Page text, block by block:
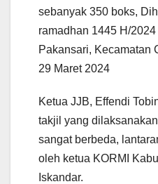
sebanyak 350 boks,
ramadhan 1445 H/
Pakansari, Kecamatan
29 Maret 2024
Ketua JJB, Effendi
takjil yang
sangat berbeda,
oleh ketua KORMI
Iskandar.